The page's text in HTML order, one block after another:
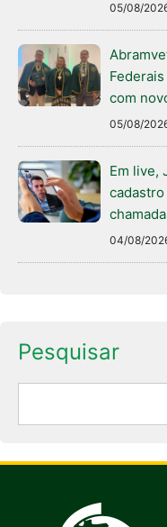
05/08/
com
05/08/
Em live,
04/08/
Pesquisar